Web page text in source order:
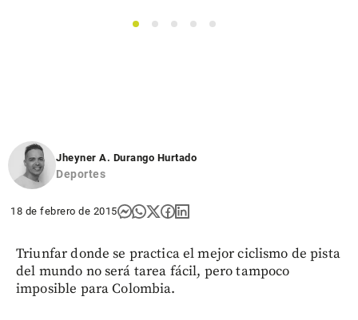
1 2 3 4 5
Jheyner A. Durango Hurtado
Deportes
18 de febrero de 2015
Triunfar donde se practica el mejor ciclismo de pista
del mundo no será tarea fácil, pero tampoco
imposible para Colombia.